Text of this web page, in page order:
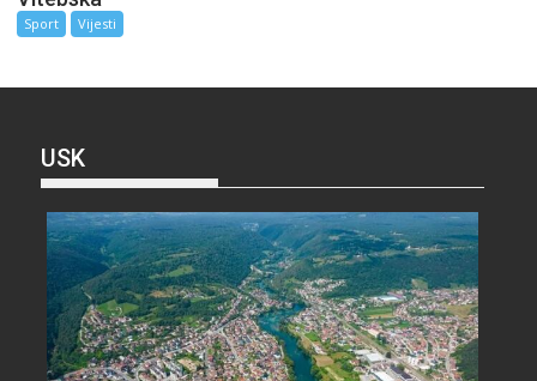
Sport Vijesti
USK